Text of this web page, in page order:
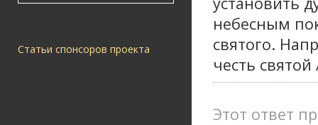
Статьи спонсоров проекта
небесным
святого.
честь
Этот ответ